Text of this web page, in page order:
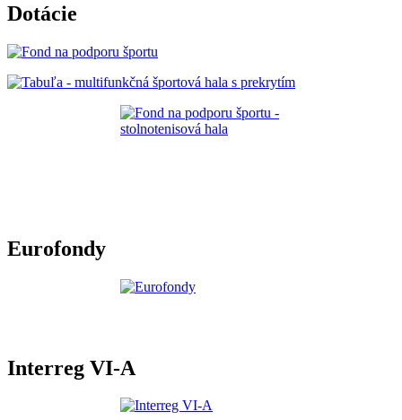
Dotácie
Eurofondy
Interreg VI-A